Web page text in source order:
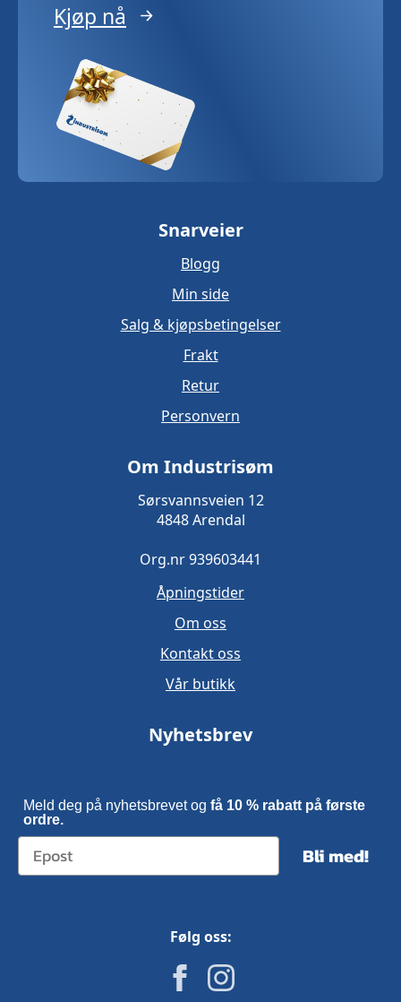
Kjøp nå
Snarveier
Blogg
Min side
Salg & kjøpsbetingelser
Frakt
Retur
Personvern
Om Industrisøm
Sørsvannsveien 12
4848 Arendal
Org.nr 939603441
Åpningstider
Om oss
Kontakt oss
Vår butikk
Nyhetsbrev
Meld deg på nyhetsbrevet og få 10 % rabatt på første
ordre.
Bli med!
Følg oss: